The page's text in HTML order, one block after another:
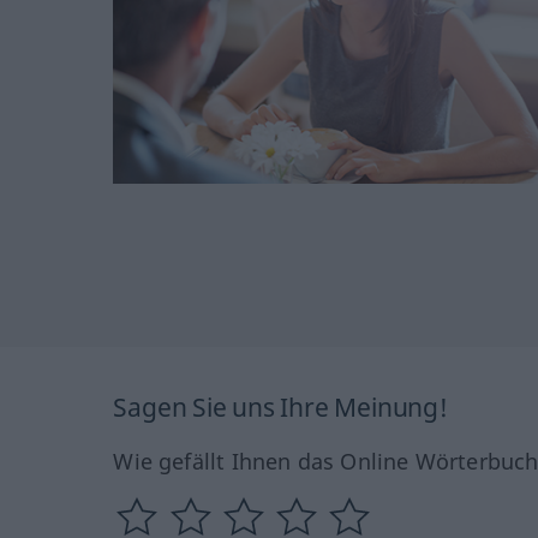
Sagen Sie uns Ihre Meinung!
Wie gefällt Ihnen das Online